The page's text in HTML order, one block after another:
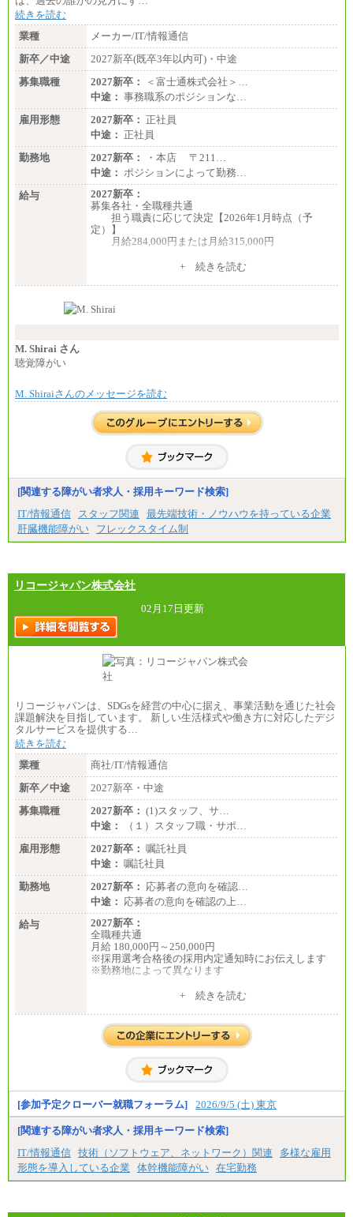
川口 ：時給1,150円～
佐世保：時給1,035円～
沖縄 ：時給1,025円～1,350円
※給与は実務経験・職種・配属部署によって異なり
※交通費：月5万円まで
続きを読む
業種
メーカー/IT/情報通信
新卒／中途
2027新卒(既卒3年以内可)・中途
募集職種
2027新卒：
＜富士通株式会社＞…
中途： 事務職系のポジションな…
雇用形態
2027新卒： 正社員
中途： 正社員
勤務地
2027新卒：
・本店 〒211…
中途： ポジションによって勤務…
給与
2027新卒：
募集各社・全職種共通
担う職責に応じて決定【2026年1月時点（予
定）】
月給284,000円または月給315,000円
※入社後早期から、自律的な業務遂行が求めら
す。
い職責を担う方については、さらに高い金額を個別
※上記に加え、所定労働時間外に勤務をした場
※試用期間中も給与に変更はございません。
＜募集各社・全職種共通＞
月給21万円以上～
※試用期間中の給与に変更はありません。
ます。
+ 続きを読む
M. Shirai さん
聴覚障がい
M. Shiraiさんのメッセージを読む
[関連する障がい者求人・採用キーワード検索]
IT/情報通信
スタッフ関連
最先端技術・ノウハウを持っている企業
肝臓機能障がい
フレックスタイム制
リコージャパン株式会社
02月17日更新
リコージャパンは、SDGsを経営の中心に据え、事業活動を通じた社会
課題解決を目指しています。 新しい生活様式や働き方に対応したデジ
タルサービスを提供する…
続きを読む
業種
商社/IT/情報通信
新卒／中途
2027新卒・中途
募集職種
2027新卒： (1)スタッフ、サ…
中途：
（１）スタッフ職・サポ…
雇用形態
2027新卒： 嘱託社員
中途： 嘱託社員
勤務地
2027新卒： 応募者の意向を確認…
中途： 応募者の意向を確認の上…
給与
2027新卒：
全職種共通
月給 180,000円～250,000円
※採用選考合格後の採用内定通知時にお伝えします
※勤務地によって異なります
月給 200,000円～250,000円
入社時の処遇は経験・能力を考慮の上、当社規程に
より決定します。
お伝えします。
+ 続きを読む
[参加予定クローバー就職フォーラム] 2026/9/5 (土) 東京
[関連する障がい者求人・採用キーワード検索]
IT/情報通信 技術（ソフトウェア、ネットワーク）関連
多様な雇用
形態を導入している企業
体幹機能障がい 在宅勤務